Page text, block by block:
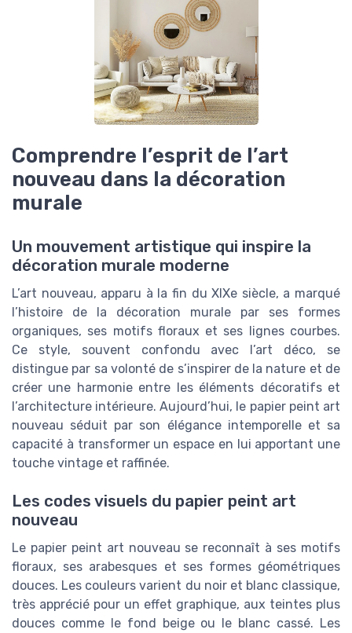
Comprendre l’esprit de l’art
nouveau dans la décoration
murale
Un mouvement artistique qui inspire la
décoration murale moderne
L’art nouveau, apparu à la fin du XIXe siècle, a marqué
l’histoire de la décoration murale par ses formes
organiques, ses motifs floraux et ses lignes courbes.
Ce style, souvent confondu avec l’art déco, se
distingue par sa volonté de s’inspirer de la nature et de
créer une harmonie entre les éléments décoratifs et
l’architecture intérieure. Aujourd’hui, le papier peint art
nouveau séduit par son élégance intemporelle et sa
capacité à transformer un espace en lui apportant une
touche vintage et raffinée.
Les codes visuels du papier peint art
nouveau
Le papier peint art nouveau se reconnaît à ses motifs
floraux, ses arabesques et ses formes géométriques
douces. Les couleurs varient du noir et blanc classique,
très apprécié pour un effet graphique, aux teintes plus
douces comme le fond beige ou le blanc cassé. Les